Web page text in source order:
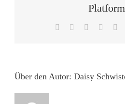
Facebook Reddit
Über den Autor: Daisy